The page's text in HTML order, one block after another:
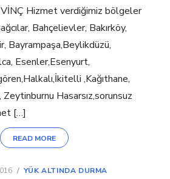
Hizmet verdiğimiz bölgeler
Bahçelievler, Bakırköy,
Bayrampaşa,Beylikdüzü,
Esenler,Esenyurt,
,Kağıthane,
Hasarsız,sorunsuz
[…]
READ MORE
YÜK ALTINDA DURMA